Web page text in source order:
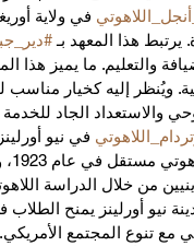
في ولاية
يرتبط هذا المعهد بـ
والتعليم. ما يميز هذا
ويُنظر إليه كخيار
والاستعداد الجاد للخدمة
في نيو
من خلال الدراسة
نيو أورلينز يمنح
مع تنوع المجتمع الأمريكي.